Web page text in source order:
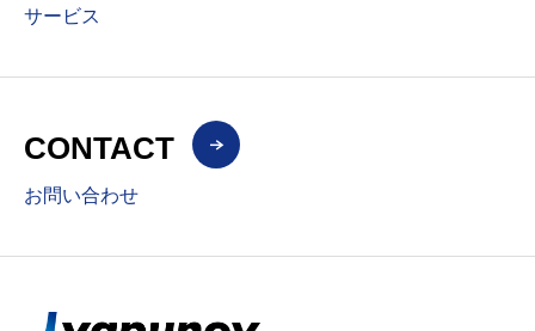
サービス
CONTACT
お問い合わせ